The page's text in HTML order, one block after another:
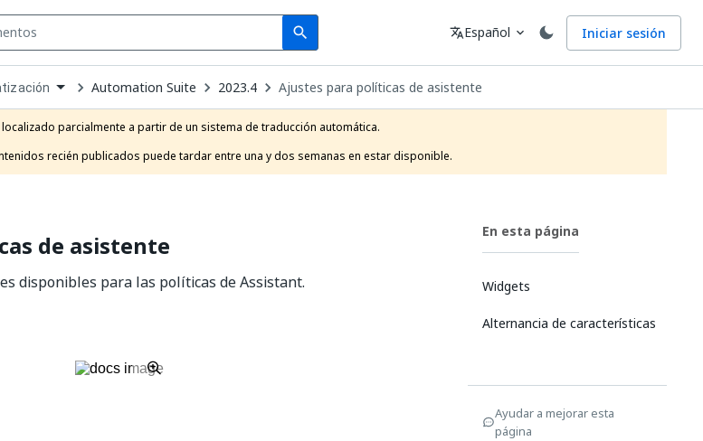
search
Search Idioma
translateEspañol expand_more Iniciar sesión
Automation Suite 2023.4 Ajustes para políticas de asistente
parcialmente a partir de un sistema de traducción automática.
recién publicados puede tardar entre una y dos semanas en estar disponible.
de asistente
disponibles para las políticas de Assistant.
En esta página
Widgets
Alternancia de características
Ayudar a mejorar esta
página